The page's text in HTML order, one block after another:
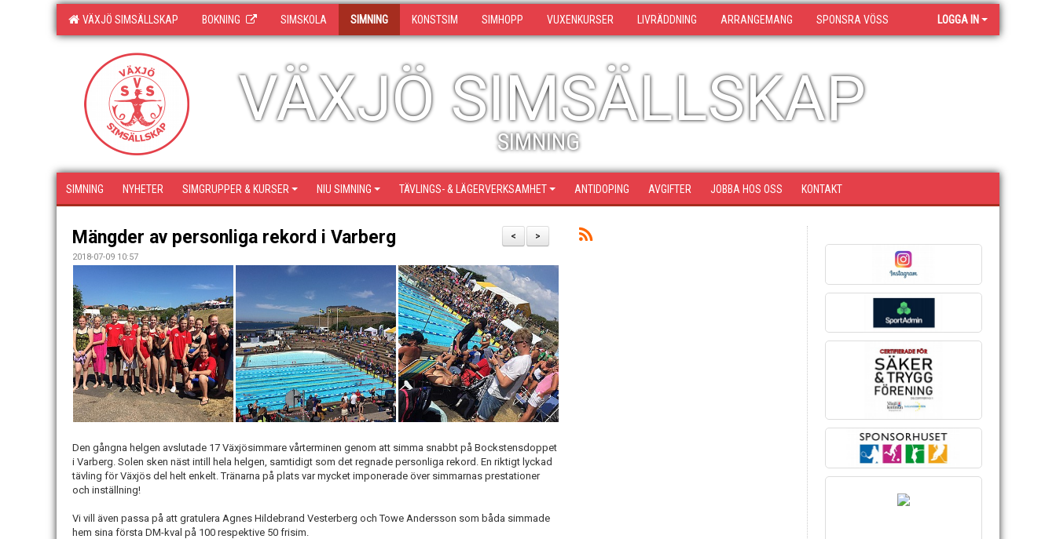
VÄXJÖ SIMSÄLLSKAP BOKNING SIMSKOLA SIMNING KONSTSIM SIMHOPP VUXENKURSER LIVRÄDDNING ARRANGEMANG SPONSRA VÖSS LOGGA IN
VÄXJÖ SIMSÄLLSKAP
SIMNING
SIMNING NYHETER SIMGRUPPER & KURSER NIU SIMNING TÄVLINGS- & LÄGERVERKSAMHET ANTIDOPING AVGIFTER JOBBA HOS OSS KONTAKT
>
<
Mängder av personliga rekord i Varberg
2018-07-09 10:57
Den gångna helgen avslutade 17 Växjösimmare vårterminen genom att simma snabbt på Bockstensdoppet
i Varberg. Solen sken näst intill hela helgen, samtidigt som det regnade personliga rekord. En riktigt lyckad
tävling för Växjös del helt enkelt. Tränarna på plats var mycket imponerade över simmarnas prestationer
och inställning!
Vi vill även passa på att gratulera Agnes Hildebrand Vesterberg och Towe Andersson som båda simmade
hem sina första DM-kval på 100 respektive 50 frisim.